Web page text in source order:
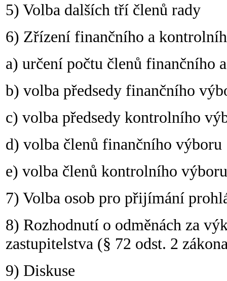
5) Volba dalších tří členů rady
6) Zřízení finančního a
a) určení počtu členů finančního
b) volba předsedy finančního
c) volba předsedy kontrolního
d) volba členů finančního výboru
e) volba členů kontrolního výboru
7) Volba osob pro přijímání
8) Rozhodnutí o odměnách za
zastupitelstva (§ 72 odst. 2
9) Diskuse